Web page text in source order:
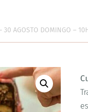
30 AGOSTO DOMINGO –